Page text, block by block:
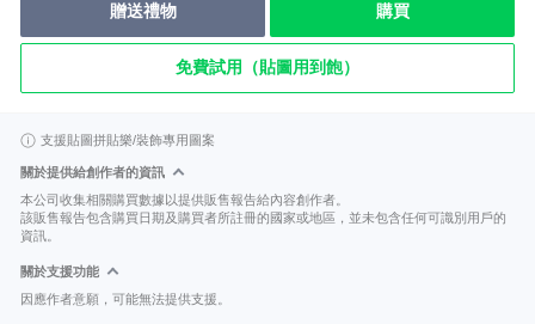
贈送禮物 購買
免費試用（貼圖用到飽）
支援貼圖拼貼樂/裝飾專用圖案
關於提供給創作者的資訊
本公司收集相關購買數據以提供販售報告給內容創作者。
該販售報告包含購買日期及購買者所註冊的國家或地區，並未包含任何可識別用戶的
資訊。
關於支援功能
因應作者意願，可能無法提供支援。